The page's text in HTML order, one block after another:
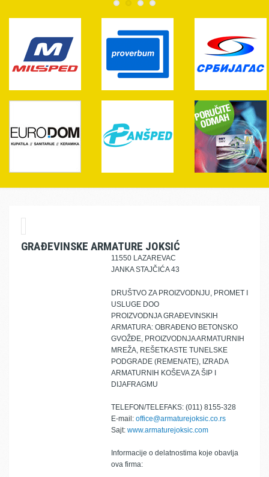
GRAĐEVINSKE ARMATURE JOKSIĆ
11550 LAZAREVAC
JANKA STAJČIĆA 43
DRUŠTVO ZA PROIZVODNJU, PROMET I
USLUGE DOO
PROIZVODNJA GRAĐEVINSKIH
ARMATURA: OBRAĐENO BETONSKO
GVOŽĐE, PROIZVODNJA ARMATURNIH
MREŽA, REŠETKASTE TUNELSKE
PODGRADE (REMENATE), IZRADA
ARMATURNIH KOŠEVA ZA ŠIP I
DIJAFRAGMU
TELEFON/TELEFAKS: (011) 8155-328
E-mail: office@armaturejoksic.co.rs
Sajt: www.armaturejoksic.com
Informacije o delatnostima koje obavlja
ova firma: